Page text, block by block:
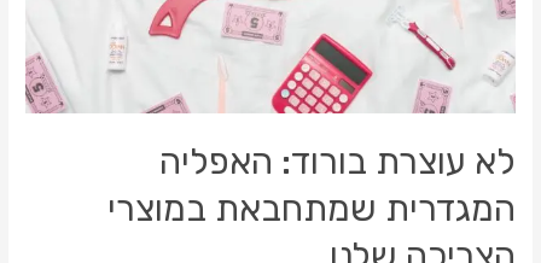
ליותר
לא עוצרת בורוד: האפליה
המגדרית שמתחבאת במוצרי